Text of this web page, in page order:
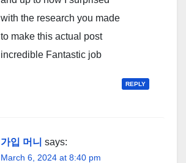
with the research you made
to make this actual post
incredible Fantastic job
REPLY
가입 머니 says:
March 6, 2024 at 8:40 pm